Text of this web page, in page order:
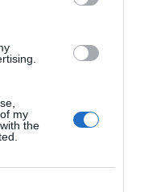
my
the
pc, tablet o cellulare e volti
navigazione all’interno
servizi che richiedono
per gestire il login, per
che di terze parti (es di
a fini statistici, pubblicitari
pulsanti Like e Share di